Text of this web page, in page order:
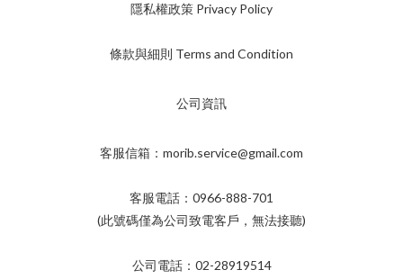
隱私權政策 Privacy Policy
條款與細則 Terms and Condition
公司資訊
客服信箱：morib.service@gmail.com
客服電話：0966-888-701
(此號碼僅為公司致電客戶，無法接聽)
公司電話：02-28919514